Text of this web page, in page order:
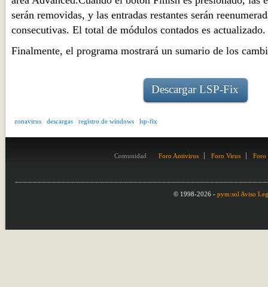
serán removidas, y las entradas restantes serán
consecutivas. El total de módulos contados es actualizado.
Finalmente, el programa mostrará un sumario de los
Descargar LSP-Fix
zonavirus / descargas / registro de windows / lsp-fix
Comunidad Foro Antivirus Foro Virus Foro
© 1998-2026 - pym:sol Aviso